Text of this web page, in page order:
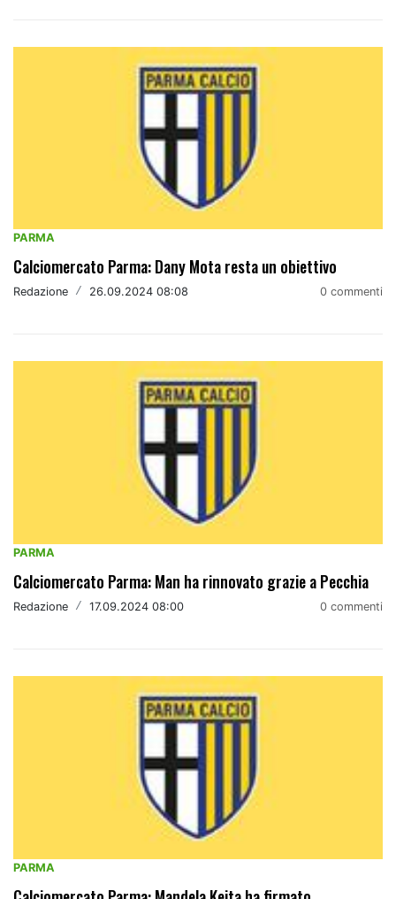
PARMA
Calciomercato Parma: Dany Mota resta un obiettivo
Redazione / 26.09.2024 08:08 0 commenti
PARMA
Calciomercato Parma: Man ha rinnovato grazie a Pecchia
Redazione / 17.09.2024 08:00 0 commenti
PARMA